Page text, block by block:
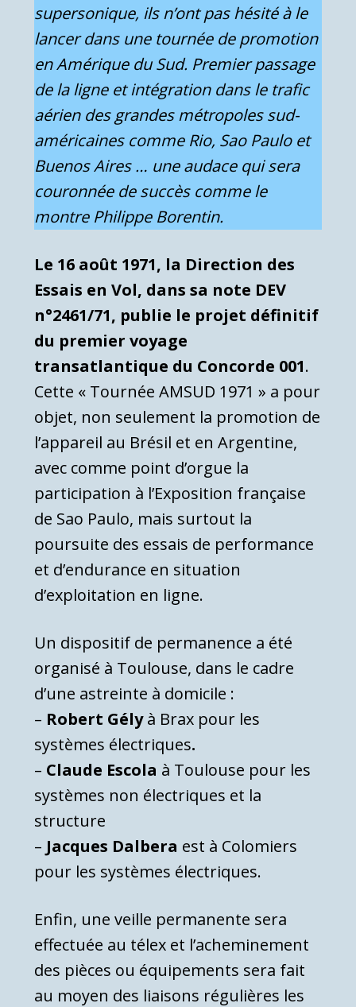
supersonique, ils n’ont pas hésité à le
lancer dans une tournée de promotion
en Amérique du Sud. Premier passage
de la ligne et intégration dans le trafic
aérien des grandes métropoles sud-
américaines comme Rio, Sao Paulo et
Buenos Aires … une audace qui sera
couronnée de succès comme le
montre Philippe Borentin.
Le 16 août 1971, la Direction des
Essais en Vol, dans sa note DEV
n°2461/71, publie le projet définitif
du premier voyage
transatlantique du Concorde 001.
Cette « Tournée AMSUD 1971 » a pour
objet, non seulement la promotion de
l’appareil au Brésil et en Argentine,
avec comme point d’orgue la
participation à l’Exposition française
de Sao Paulo, mais surtout la
poursuite des essais de performance
et d’endurance en situation
d’exploitation en ligne.
Un dispositif de permanence a été
organisé à Toulouse, dans le cadre
d’une astreinte à domicile :
– Robert Gélyà Brax pour les
systèmes électriques.
– Claude Escola à Toulouse pour les
systèmes non électriques et la
structure
– Jacques Dalbera est à Colomiers
pour les systèmes électriques.
Enfin, une veille permanente sera
effectuée au télex et l’acheminement
des pièces ou équipements sera fait
au moyen des liaisons régulières les